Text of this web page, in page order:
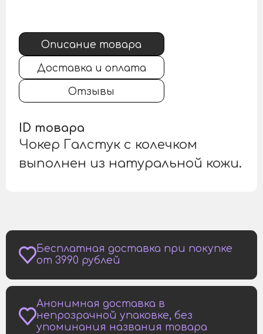
Описание товара
Доставка и оплата
Отзывы
ID товара
Чокер Галстук с колечком
выполнен из натуральной кожи.
Бесплатная доставка при покупке
от 3990 рублей
Анонимная доставка в
непрозрачной упаковке, без
упоминания названия товара